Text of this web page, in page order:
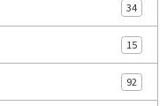
34
15
92